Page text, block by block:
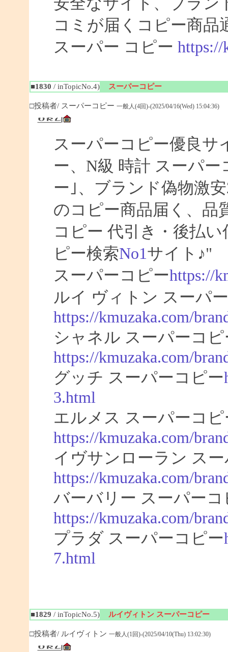
コミが届くコピー商品
スーパー コピー https://
■1830 / inTopicNo.4) スーパーコピー
□投稿者/ スーパーコピー 一般人(4回)-(2025/04/16(Wed) 15:04:36)
スーパーコピー優良サ
ー、N級 時計 スーパ
ー｣、ブランド偽物激
のコピー商品届く、品
コピー 代引き・後払
ピー検索No1サイト♪"
スーパーコピーhttps://
ルイ ヴィトン スーパ
https://kmuzaka.com/
シャネル スーパーコピ
https://kmuzaka.com/
グッチ スーパーコピー
3.html
エルメス スーパーコピ
https://kmuzaka.com/
イヴサンローラン ス
https://kmuzaka.com/
バーバリー スーパーコ
https://kmuzaka.com/
プラダ スーパーコピー
7.html
■1829 / inTopicNo.5) ルイヴィトン スーパーコピー
□投稿者/ ルイヴィトン 一般人(1回)-(2025/04/10(Thu) 13:02:30)